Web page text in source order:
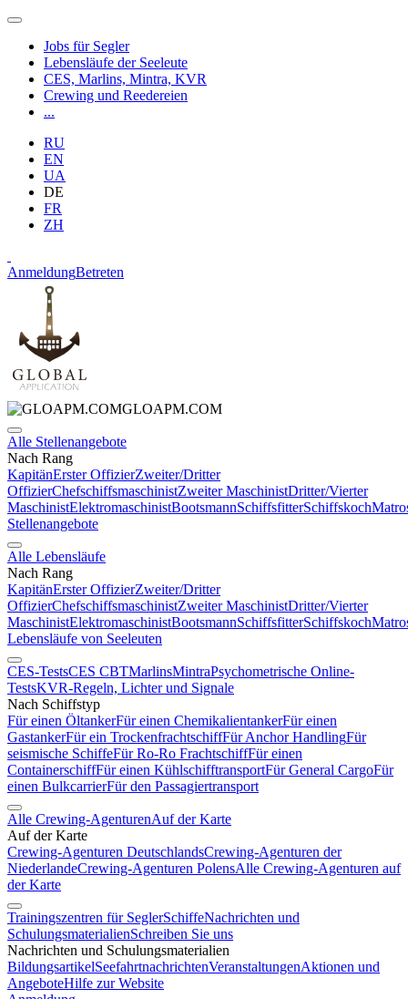
Jobs für Segler
Lebensläufe der Seeleute
CES, Marlins, Mintra, KVR
Crewing und Reedereien
...
RU
EN
UA
DE
FR
ZH
AnmeldungBetreten
GLOAPM.COM
Alle Stellenangebote
Nach Rang
KapitänErster OffizierZweiter/Dritter
OffizierChefschiffsmaschinistZweiter MaschinistDritter/Vierter
MaschinistElektromaschinistBootsmannSchiffsfitterSchiffskoch
Stellenangebote
Alle Lebensläufe
Nach Rang
KapitänErster OffizierZweiter/Dritter
OffizierChefschiffsmaschinistZweiter MaschinistDritter/Vierter
MaschinistElektromaschinistBootsmannSchiffsfitterSchiffskoch
Lebensläufe von Seeleuten
CES-TestsCES CBTMarlinsMintraPsychometrische Online-
TestsKVR-Regeln, Lichter und Signale
Nach Schiffstyp
Für einen ÖltankerFür einen ChemikalientankerFür einen
GastankerFür ein TrockenfrachtschiffFür Anchor HandlingFür
seismische SchiffeFür Ro-Ro FrachtschiffFür einen
ContainerschiffFür einen KühlschifftransportFür General CargoFür
einen BulkcarrierFür den Passagiertransport
Alle Crewing-AgenturenAuf der Karte
Auf der Karte
Crewing-Agenturen DeutschlandsCrewing-Agenturen der
NiederlandeCrewing-Agenturen PolensAlle Crewing-Agenturen auf
der Karte
Trainingszentren für SeglerSchiffeNachrichten und
SchulungsmaterialienSchreiben Sie uns
Nachrichten und Schulungsmaterialien
BildungsartikelSeefahrtnachrichtenVeranstaltungenAktionen und
AngeboteHilfe zur Website